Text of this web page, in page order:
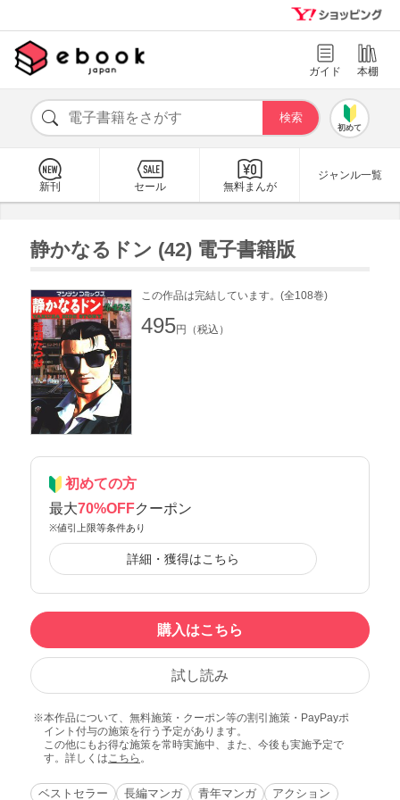
ガイド 本棚
初めて
新刊 セール 無料まんが
ジャンル一覧
静かなるドン (42) 電子書籍版
この作品は完結しています。(全108巻)
495円（税込）
初めての方
最大70%OFFクーポン
※値引上限等条件あり
詳細・獲得はこちら
購入はこちら
試し読み
本作品について、無料施策・クーポン等の割引施策・PayPayポ
イント付与の施策を行う予定があります。
この他にもお得な施策を常時実施中、また、今後も実施予定で
す。詳しくはこちら 。
ベストセラー 長編マンガ 青年マンガ アクション